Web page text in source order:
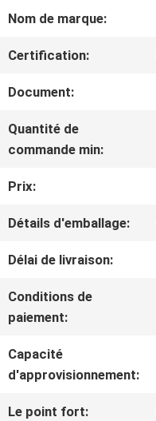
DE
NOUS
CONTRÔLE
DE
LA
QUALITÉ
Nom de marque:
Certification:
Document:
Quantité de
commande min:
Prix:
Détails d'emballage:
Délai de livraison:
Conditions de
paiement:
Capacité
d'approvisionnement:
Le point fort: